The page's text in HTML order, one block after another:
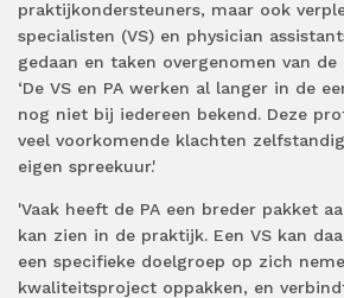
praktijkondersteuners, maar ook
specialisten (VS) en physician
gedaan en taken overgenomen van de
‘De VS en PA werken al langer in de
nog niet bij iedereen bekend. Deze
veel voorkomende klachten
eigen spreekuur.'
'Vaak heeft de PA een breder pakket
kan zien in de praktijk. Een VS kan
een specifieke doelgroep op zich
kwaliteitsproject oppakken, en